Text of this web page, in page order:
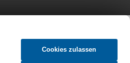
Cookies zulassen